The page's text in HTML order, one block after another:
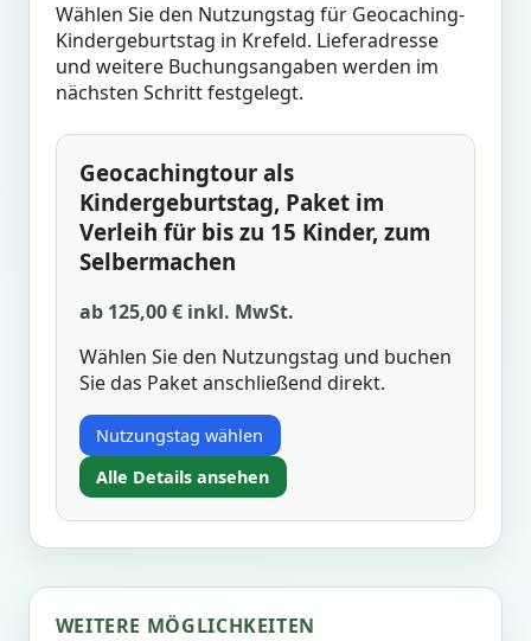
Wählen Sie den Nutzungstag für Geocaching-
Kindergeburtstag in Krefeld. Lieferadresse
und weitere Buchungsangaben werden im
nächsten Schritt festgelegt.
Geocachingtour als
Kindergeburtstag, Paket im
Verleih für bis zu 15 Kinder, zum
Selbermachen
ab 125,00 € inkl. MwSt.
Wählen Sie den Nutzungstag und buchen
Sie das Paket anschließend direkt.
Nutzungstag wählen
Alle Details ansehen
WEITERE MÖGLICHKEITEN